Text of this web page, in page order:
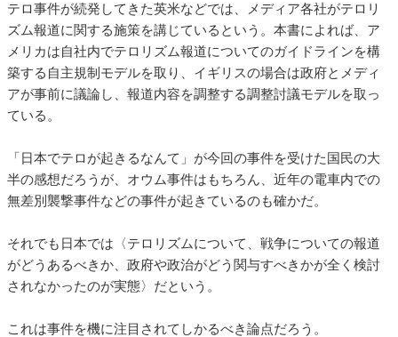
テロ事件が続発してきた英米などでは、メディア各社がテロリ
ズム報道に関する施策を講じているという。本書によれば、ア
メリカは自社内でテロリズム報道についてのガイドラインを構
築する自主規制モデルを取り、イギリスの場合は政府とメディ
アが事前に議論し、報道内容を調整する調整討議モデルを取っ
ている。
「日本でテロが起きるなんて」が今回の事件を受けた国民の大
半の感想だろうが、オウム事件はもちろん、近年の電車内での
無差別襲撃事件などの事件が起きているのも確かだ。
それでも日本では〈テロリズムについて、戦争についての報道
がどうあるべきか、政府や政治がどう関与すべきかが全く検討
されなかったのが実態〉だという。
これは事件を機に注目されてしかるべき論点だろう。